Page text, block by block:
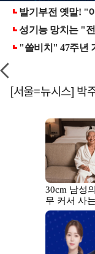
[서울=뉴시스] 박